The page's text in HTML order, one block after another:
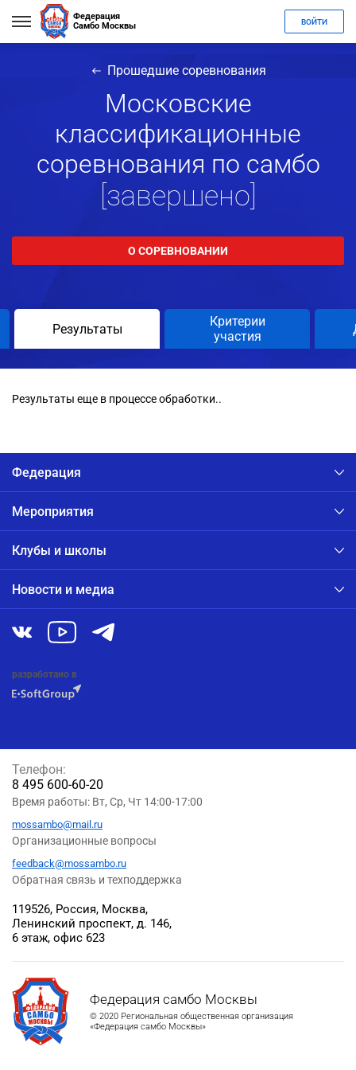
Федерация
Самбо Москвы
ВОЙТИ
Прошедшие соревнования
Московские
классификационные
соревнования по самбо
[завершено]
О СОРЕВНОВАНИИ
Результаты
Критерии
участия
Результаты еще в процессе обработки..
Федерация
Мероприятия
Клубы и школы
Новости и медиа
разработано в
Федерация самбо Москвы
© 2020 Региональная общественная организация
«Федерация самбо Москвы»
119526, Россия, Москва,
Ленинский проспект, д. 146,
6 этаж, офис 623
Телефон:
8 495 600-60-20
Время работы: Вт, Ср, Чт 14:00-17:00
mossambo@mail.ru
Организационные вопросы
feedback@mossambo.ru
Обратная связь и техподдержка